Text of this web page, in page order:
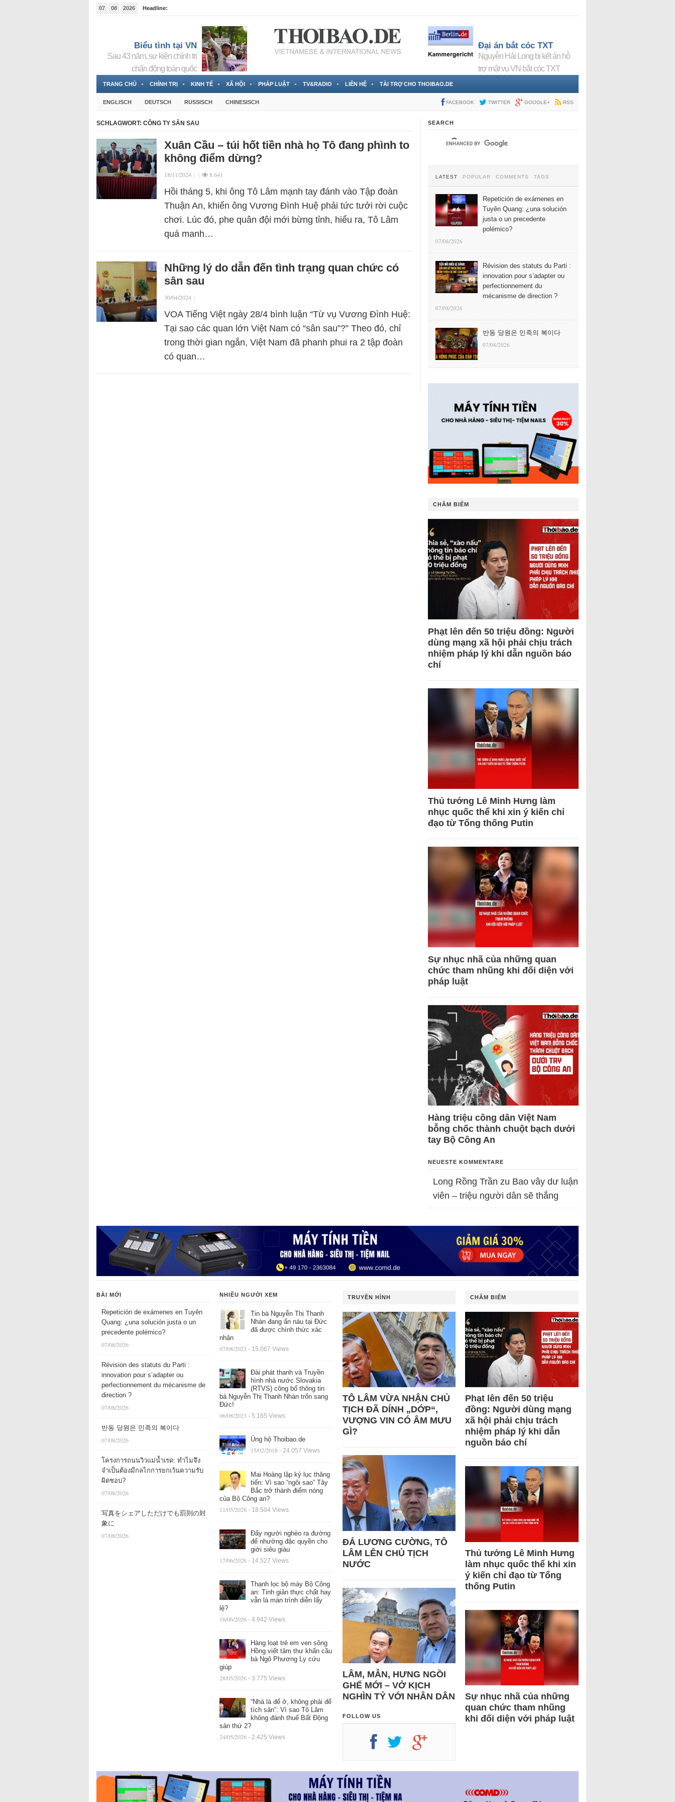
07 08 2026
Headline:
Biểu tình tại VN
Sau 43 năm, sự kiện chính trị
chấn động toàn quốc
Đại án bắt cóc TXT
Nguyễn Hải Long bị kết án hỗ
trợ mật vụ VN bắt cóc TXT
TRANG CHỦ CHÍNH TRỊ KINH TẾ XÃ HỘI PHÁP LUẬT TV&RADIO LIÊN HỆ TÀI TRỢ CHO THOIBAO.DE
ENGLISCH DEUTSCH RUSSISCH CHINESISCH FACEBOOK TWITTER GOOGLE+ RSS
SCHLAGWORT: CÔNG TY SÂN SAU
Xuân Cầu – túi hốt tiền nhà họ Tô đang phình to
không điểm dừng?
18/11/2024 | | 8.641
Hồi tháng 5, khi ông Tô Lâm mạnh tay đánh vào Tập đoàn
Thuận An, khiến ông Vương Đình Huệ phải tức tưởi rời cuộc
chơi. Lúc đó, phe quân đội mới bừng tỉnh, hiểu ra, Tô Lâm
quá manh…
Những lý do dẫn đến tình trạng quan chức có
sân sau
30/04/2024 |
VOA Tiếng Việt ngày 28/4 bình luận “Từ vụ Vương Đình Huệ:
Tại sao các quan lớn Việt Nam có “sân sau”?” Theo đó, chỉ
trong thời gian ngắn, Việt Nam đã phanh phui ra 2 tập đoàn
có quan…
SEARCH
LATEST POPULAR COMMENTS TAGS
Repetición de exámenes en
Tuyên Quang: ¿una solución
justa o un precedente
polémico?
07/08/2026
Révision des statuts du Parti :
innovation pour s’adapter ou
perfectionnement du
mécanisme de direction ?
07/08/2026
반동 당원은 민족의 복이다
07/08/2026
CHÂM BIẾM
Phạt lên đến 50 triệu đồng: Người
dùng mạng xã hội phải chịu trách
nhiệm pháp lý khi dẫn nguồn báo
chí
Thủ tướng Lê Minh Hưng làm
nhục quốc thể khi xin ý kiến chỉ
đạo từ Tổng thống Putin
Sự nhục nhã của những quan
chức tham nhũng khi đối diện với
pháp luật
Hàng triệu công dân Việt Nam
bỗng chốc thành chuột bạch dưới
tay Bộ Công An
NEUESTE KOMMENTARE
Long Rồng Trần zu Bao vây dư luận
viên – triệu người dân sẽ thắng
BÀI MỚI
Repetición de exámenes en Tuyên
Quang: ¿una solución justa o un
precedente polémico?
07/08/2026
Révision des statuts du Parti :
innovation pour s’adapter ou
perfectionnement du mécanisme de
direction ?
07/08/2026
반동 당원은 민족의 복이다
07/08/2026
โครงการถนนวิวแม่น้ำเรด: ทำไมจึง
จำเป็นต้องมีกลไกการยกเว้นความรับ
ผิดชอบ?
07/08/2026
写真をシェアしただけでも罰則の対
象に
07/08/2026
NHIỀU NGƯỜI XEM
Tin bà Nguyễn Thị Thanh
Nhàn đang ẩn náu tại Đức
đã được chính thức xác
nhận
07/08/2023 - 15.067 Views
Đài phát thanh và Truyền
hình nhà nước Slovakia
(RTVS) công bố thông tin
bà Nguyễn Thị Thanh Nhàn trốn sang
Đức!
06/08/2023 - 5.165 Views
Ủng hộ Thoibao.de
15/02/2018 - 24.057 Views
Mai Hoàng lập kỷ lục thăng
tiến: Vì sao “ngôi sao” Tây
Bắc trở thành điểm nóng
của Bộ Công an?
11/05/2026 - 18.504 Views
Đẩy người nghèo ra đường
để nhường đặc quyền cho
giới siêu giàu
17/06/2026 - 14.527 Views
Thanh lọc bộ máy Bộ Công
an: Tinh giản thực chất hay
vẫn là màn trình diễn lấy
lệ?
16/06/2026 - 4.942 Views
Hàng loạt trẻ em ven sông
Hồng viết tâm thư khẩn cầu
bà Ngô Phương Ly cứu
giúp
28/05/2026 - 3.775 Views
“Nhà là để ở, không phải để
tích sản”: Vì sao Tô Lâm
không đánh thuế Bất Động
sản thứ 2?
24/05/2026 - 2.425 Views
TRUYỀN HÌNH
TÔ LÂM VỪA NHẬN CHỦ
TỊCH ĐÃ DÍNH „DỚP“,
VƯỢNG VIN CÓ ÂM MƯU
GÌ?
ĐÁ LƯƠNG CƯỜNG, TÔ
LÂM LÊN CHỦ TỊCH
NƯỚC
LÂM, MẪN, HƯNG NGỒI
GHẾ MỚI – VỞ KỊCH
NGHÌN TỶ VỚI NHÂN DÂN
FOLLOW US
CHÂM BIẾM
Phạt lên đến 50 triệu
đồng: Người dùng mạng
xã hội phải chịu trách
nhiệm pháp lý khi dẫn
nguồn báo chí
Thủ tướng Lê Minh Hưng
làm nhục quốc thể khi xin
ý kiến chỉ đạo từ Tổng
thống Putin
Sự nhục nhã của những
quan chức tham nhũng
khi đối diện với pháp luật